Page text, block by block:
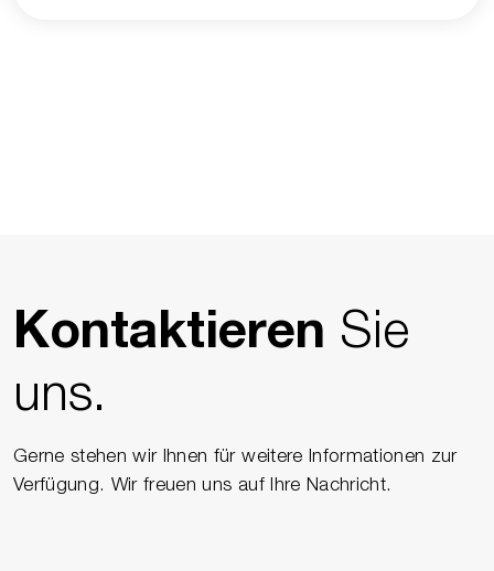
Kontaktieren Sie
uns.
Gerne stehen wir Ihnen für weitere Informationen zur
Verfügung. Wir freuen uns auf Ihre Nachricht.